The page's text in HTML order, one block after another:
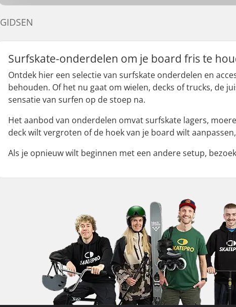
GIDSEN
Surfskate-onderdelen om je board fris te
Ontdek hier een selectie van surfskate onderdelen en
behouden. Of het nu gaat om wielen, decks of trucks, de
sensatie van surfen op de stoep na.
Het aanbod van onderdelen omvat surfskate lagers,
deck wilt vergroten of de hoek van je board wilt
Als je opnieuw wilt beginnen met een andere setup,